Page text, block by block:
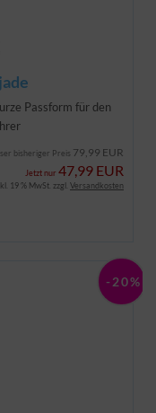
Passform für den
bisheriger Preis 79,99 EUR
Jetzt nur 47,99 EUR
19 % MwSt. zzgl. Versandkosten
-20%